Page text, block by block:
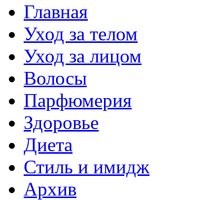
Главная
Уход за телом
Уход за лицом
Волосы
Парфюмерия
Здоровье
Диета
Стиль и имидж
Архив